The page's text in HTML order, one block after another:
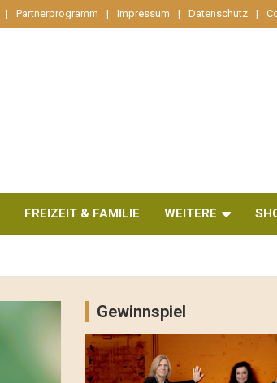
Partnerprogramm Impressum Datenschutz
FREIZEIT & FAMILIE WEITERE
Gewinnspiel